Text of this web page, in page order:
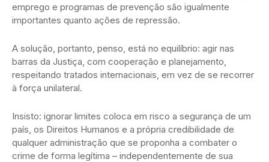
emprego e programas de prevenção são igualmente
importantes quanto ações de repressão.
A solução, portanto, penso, está no equilíbrio: agir nas
barras da Justiça, com cooperação e planejamento,
respeitando tratados internacionais, em vez de se recorrer
à força unilateral.
Insisto: ignorar limites coloca em risco a segurança de um
país, os Direitos Humanos e a própria credibilidade de
qualquer administração que se proponha a combater o
crime de forma legítima – independentemente de sua